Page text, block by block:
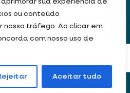
sua experiência de
ou conteúdo
nosso tráfego. Ao clicar em
com nosso uso de
Aceitar tudo
de boletos
de acordo com os nossosTermos de Uso e